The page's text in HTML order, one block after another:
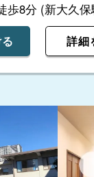
歩8分 (新大久
詳細